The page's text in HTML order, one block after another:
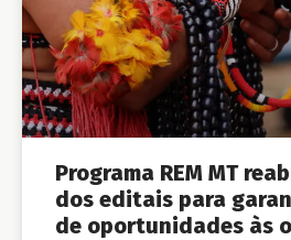
Programa REM MT
dos editais para
de oportunidades às